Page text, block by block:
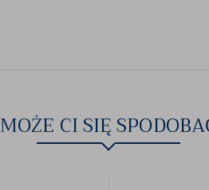
MOŻE CI SIĘ